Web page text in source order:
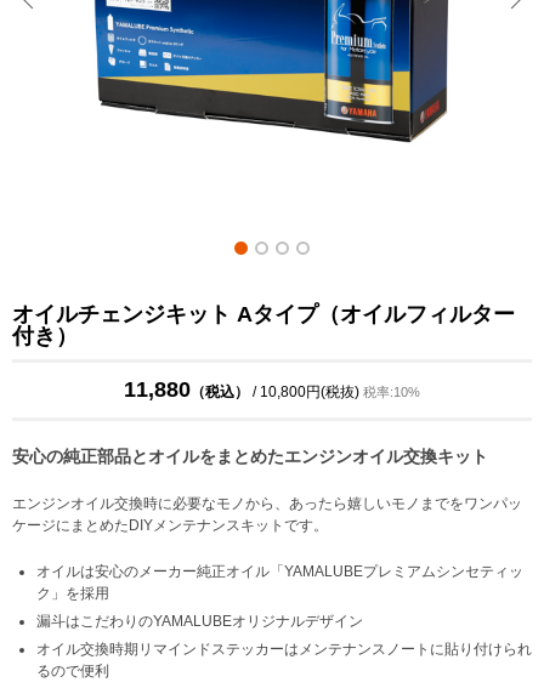
オイルチェンジキット Aタイプ（オイルフィルター
付き）
11,880 （税込） / 10,800円(税抜) 税率:10%
安心の純正部品とオイルをまとめたエンジンオイル交換キット
エンジンオイル交換時に必要なモノから、あったら嬉しいモノまでをワンパッ
ケージにまとめたDIYメンテナンスキットです。
オイルは安心のメーカー純正オイル「YAMALUBEプレミアムシンセティッ
ク」を採用
漏斗はこだわりのYAMALUBEオリジナルデザイン
オイル交換時期リマインドステッカーはメンテナンスノートに貼り付けられ
るので便利